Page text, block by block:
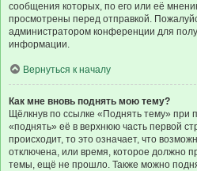
сообщения которых, по его или её
просмотрены перед отправкой.
администратором конференции для
информации.
Вернуться к началу
Как мне вновь поднять мою тему?
Щёлкнув по ссылке «Поднять тему» при
«поднять» её в верхнюю часть первой
происходит, то это означает, что
отключена, или время, которое должно
темы, ещё не прошло. Также можно